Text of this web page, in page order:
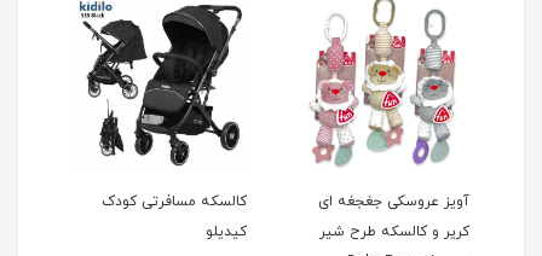
کالسکه مسافرتی کودک
کیدیلو
elnino